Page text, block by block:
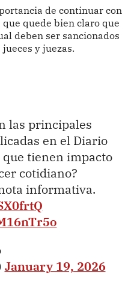
de continuar con
quede bien claro que
deben ser sancionados
y juezas.
las principales
en el Diario
tienen impacto
cotidiano?
informativa.
January 19, 2026